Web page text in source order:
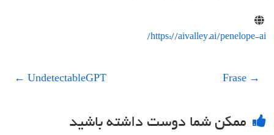
https://aivalley.ai/penelope-ai/
→
Frase
UndetectableGPT
←
ممکن شما دوست داشته باشید